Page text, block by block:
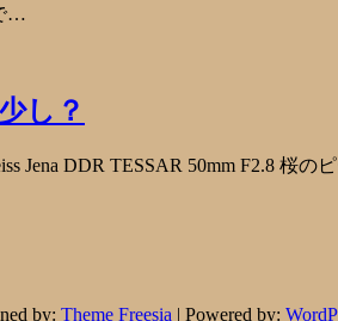
…
し？
Jena DDR TESSAR 50mm F2.8 桜
by: Theme Freesia | Powered by: